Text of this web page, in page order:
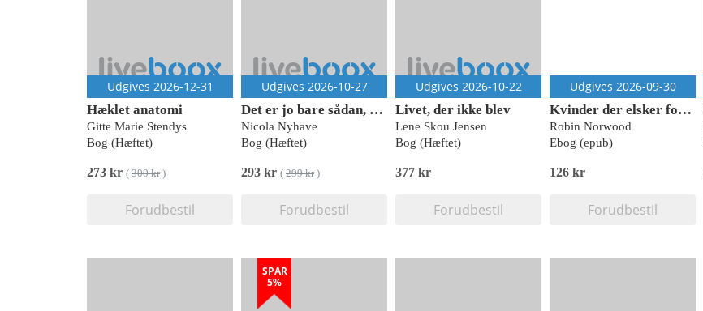
Udgives 2026-12-31
Hæklet anatomi
Gitte Marie Stendys
Bog (Hæftet)
273 kr ( 300 kr)
Forudbestil
Udgives 2026-10-27
Det er jo bare sådan, jeg er
Nicola Nyhave
Bog (Hæftet)
293 kr ( 299 kr)
Forudbestil
Udgives 2026-10-22
Livet, der ikke blev
Lene Skou Jensen
Bog (Hæftet)
377 kr
Forudbestil
Udgives 2026-09-30
Kvinder der elsker for meget
Robin Norwood
Ebog (epub)
126 kr
Forudbestil
SPAR
5%